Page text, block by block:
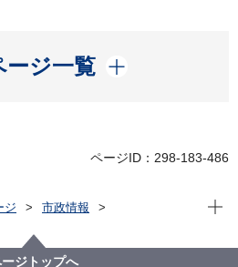
ージ一覧
開く
ページID：298-183-486
ジ
市政情報
す（分野から）
現在
ジトップへ